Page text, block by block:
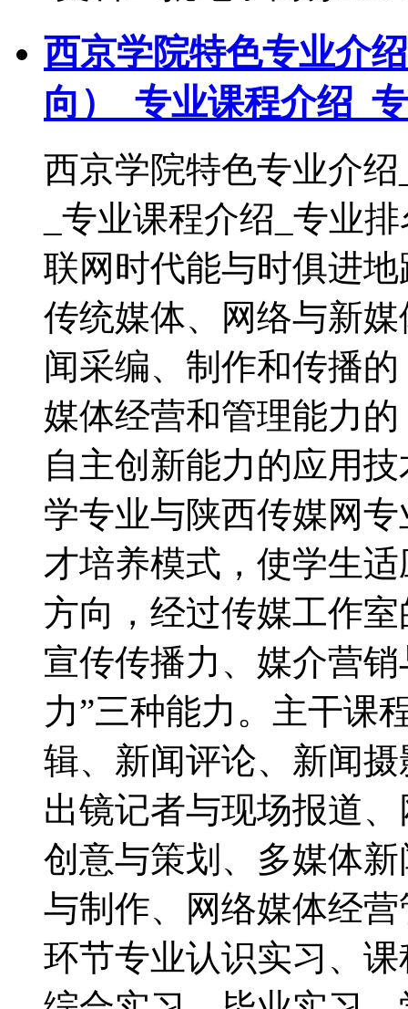
西京学院特色专业介
向）_专业课程介绍_
西京学院特色专业介
_专业课程介绍_专业
联网时代能与时俱进
传统媒体、网络与新
闻采编、制作和传播
媒体经营和管理能力
自主创新能力的应用
学专业与陕西传媒网
才培养模式，使学生
方向，经过传媒工作
宣传传播力、媒介营
力”三种能力。主干课
辑、新闻评论、新闻
出镜记者与现场报道
创意与策划、多媒体
与制作、网络媒体经
环节专业认识实习、